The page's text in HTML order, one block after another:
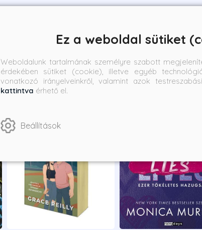
Ez a weboldal sütiket
Weboldalunk tartalmának személyre szabott
érdekében sütiket (cookie), illetve egyéb
vonatkozó irányelveinkről, valamint azok
kattintva érhető el.
Beállítások